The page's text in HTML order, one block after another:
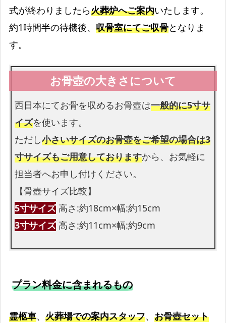
式が終わりましたら火葬炉へご案内いたします。
約1時間半の待機後、 収骨室にてご収骨となりま
す。
西日本にてお骨を収めるお骨壺は一般的に5寸サ
イズを使います。
ただし小さいサイズのお骨壺をご希望の場合は3
寸サイズもご用意しておりますから、お気軽に
担当者へお申し付けください。
【骨壺サイズ比較】
5寸サイズ 高さ:約18cm×幅:約15cm
3寸サイズ 高さ:約11cm×幅:約9cm
プラン料金に含まれるもの
霊柩車、 火葬場での案内スタッフ、 お骨壺セット